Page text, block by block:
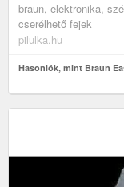
braun, elektronika,
cserélhető fejek
pilulka.hu
Hasonlók, mint Braun